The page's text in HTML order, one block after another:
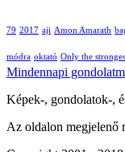
79 2017 aji Amon Amarath
módra oktató Only the
Mindennapi
Képek-, gondolatok-,
Az oldalon megjelenő